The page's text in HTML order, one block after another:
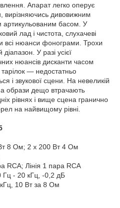
Апарат легко оперує
вирізняючись дивовижним
артикульованим басом. У
лад і чистота, слухачеві
всі нюанси фонограми. Трохи
У разі усієї
нюансів дисканти часом
— недостатньо
і звукової сцени. На невеликій
а образи дещо втрачають
рівнях і вище сцена гранично
на найвищому рівні.
Вт 8 Ом; 2 x 200 Вт 4 Ом
RCA; Лінія 1 пара RCA
Гц - 20 кГц, -0,2 дБ
10 Вт за 8 Ом